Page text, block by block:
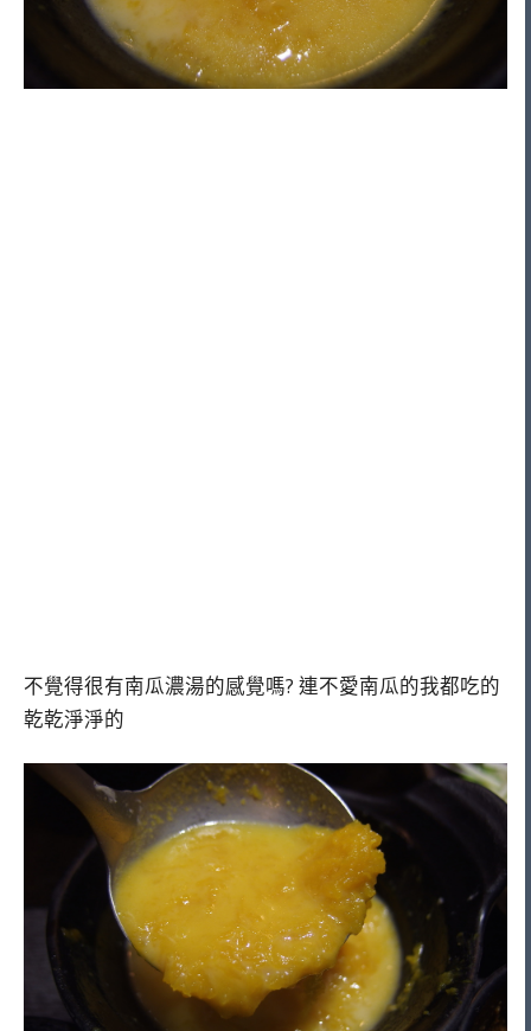
不覺得很有南瓜濃湯的感覺嗎? 連不愛南瓜的我都吃的
乾乾淨淨的